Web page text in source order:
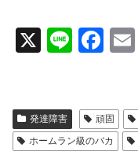
X
Li
F
e
b
発達障害 頑固
ホームラン級のバカ